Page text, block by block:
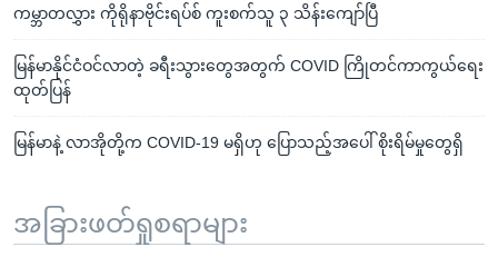
ကမ္ဘာတလွှား ကိုရိုနာဗိုင်းရပ်စ် ကူးစက်သူ ၃ သိန်းကျော်ပြီ
မြန်မာနိုင်ငံဝင်လာတဲ့ ခရီးသွားတွေအတွက် COVID ကြိုတင်ကာကွယ်ရေး
ထုတ်ပြန်
မြန်မာနဲ့ လာအိုတို့က COVID-19 မရှိဟု ပြောသည့်အပေါ် စိုးရိမ်မှုတွေရှိ
အခြားဖတ်ရှုစရာများ